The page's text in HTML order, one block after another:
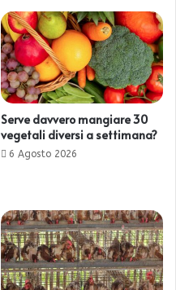
Serve davvero mangiare 30
vegetali diversi a settimana?
6 Agosto 2026